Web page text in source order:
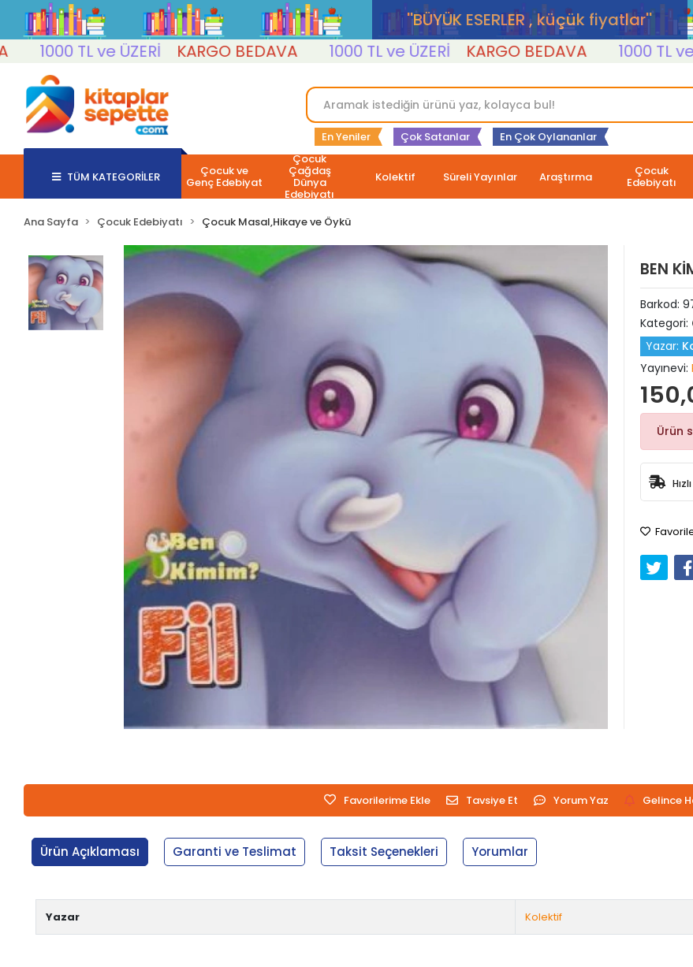
''BÜYÜK ESERLER , küçük fiyatlar''
1000 TL ve ÜZERİ
KARGO BEDAVA 1000 TL ve ÜZERİ KARGO BEDAVA 1000 TL ve
En Yeniler Çok Satanlar En Çok Oylananlar
TÜM KATEGORİLER Çocuk ve
Genç Edebiyat
Çocuk
Çağdaş
Dünya
Edebiyatı
Kolektif Süreli Yayınlar Araştırma Çocuk
Edebiyatı
Ana Sayfa Çocuk Edebiyatı Çocuk Masal,Hikaye ve Öykü
BEN
Barkod:
Kategori:
Yazar:
Yayınevi:
Ürün
Favorilerime Ekle Tavsiye Et Yorum Yaz Gelince
Ürün Açıklaması Garanti ve Teslimat Taksit Seçenekleri Yorumlar
Yazar Kolektif